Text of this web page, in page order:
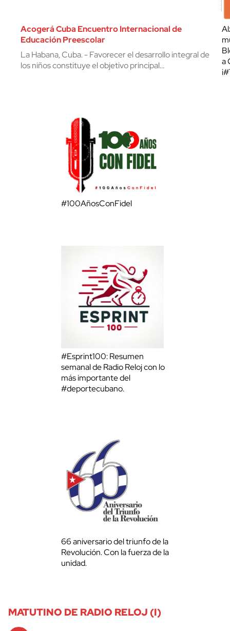
Acogerá Cuba Encuentro Internacional de
Educación Preescolar
La Habana, Cuba. - Favorecer el desarrollo integral de
los niños constituye el objetivo principal…
a
#100AñosConFidel
#Esprint100: Resumen
semanal de Radio Reloj con lo
más importante del
#deportecubano.
66 aniversario del triunfo de la
Revolución. Con la fuerza de la
unidad.
MATUTINO DE RADIO RELOJ (I)